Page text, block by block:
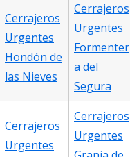
Cerrajeros
Urgentes
Hondón de
las Nieves
Cerrajeros
Urgentes
Formenter
a del
Segura
Cerrajeros
Urgentes
Cerrajeros
Urgentes